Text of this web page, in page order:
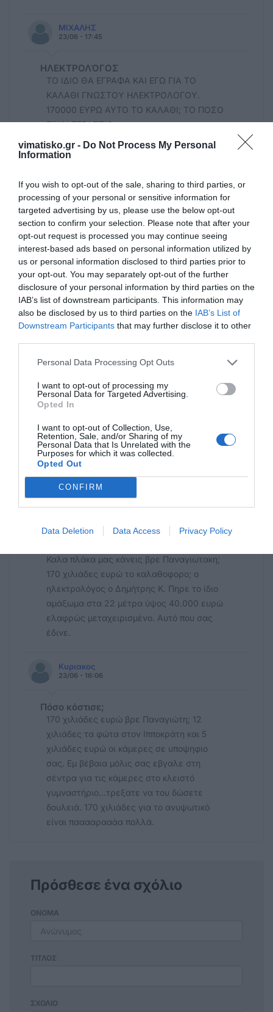
vimatisko.gr - Do Not Process My Personal
Information
If you wish to opt-out of the sale, sharing to third parties, or
processing of your personal or sensitive information for
targeted advertising by us, please use the below opt-out
section to confirm your selection. Please note that after your
opt-out request is processed you may continue seeing
interest-based ads based on personal information utilized by
us or personal information disclosed to third parties prior to
your opt-out. You may separately opt-out of the further
disclosure of your personal information by third parties on the
IAB’s list of downstream participants. This information may
also be disclosed by us to third parties on the IAB’s List of
Downstream Participants that may further disclose it to other
Personal Data Processing Opt Outs
I want to opt-out of processing my
Personal Data for Targeted Advertising.
Opted In
I want to opt-out of Collection, Use,
Retention, Sale, and/or Sharing of my
Personal Data that Is Unrelated with the
Purposes for which it was collected.
Opted Out
CONFIRM
Data Deletion Data Access Privacy Policy
ΜΙΧΑΛΗΣ
23/06 - 17:45
ΗΛΕΚΤΡΟΛΌΓΟΣ
ΤΟ ΙΔΙΟ ΘΑ ΕΓΡΑΦΑ ΚΑΙ ΕΓΩ ΓΙΑ ΤΟ
ΚΑΛΑΘΙ ΓΝΩΣΤΟΥ ΗΛΕΚΤΡΟΛΟΓΟΥ.
170000 ΕΥΡΩ ΑΥΤΟ ΤΟ ΚΑΛΑΘΙ; ΤΟ ΠΟΣΟ
ΕΙΝΑΙ ΤΕΡΑΣΤΙΟ
Ανώνυμος
Φάτε φατε
Κανένα απορηματοφορο δεν ξέρετε να
πάρετε που είναι πιο χρήσιμα και αναγκαία
αλλά αδιαφορείτε για την καθαριότητα,
πως αλλιως θα τα χώνεται στους ιδιώτες
Αμανιου
23/06 - 17:12
Κ
Τι γίνετε ρε μάγκα.Φαγαμε μελακι.Δεν
ΑΠΟΡΙΑ
Απορια
170 χιλιαδες;;; Ο Κυροχρηστος το αγόρασε
ΑΠΟΡΙΑ
Καλα πλάκα μας κάνεις βρε Παναγιωτακη;
170 χιλιάδες ευρώ το καλαθοφορο; ο
ηλεκτρολόγος ο Δημήτρης Κ. Πηρε το ίδιο
αμάξωμα στα 22 μέτρα ύψος 40.000 ευρώ
ελαφρώς μεταχειρισμένο. Αυτό που σας
έδινε.
Κυριακος
23/06 - 16:06
Πόσο κόστισε;
170 χιλιάδες ευρώ βρε Παναγιώτη; 12
χιλιάδες τα φώτα στον Ιπποκράτη και 5
χιλιάδες ευρώ οι κάμερες σε υποψηφιο
σας. Εμ βέβαια μόλις σας εβγαλε στη
σέντρα για τις κάμερες στο κλειστό
γυμναστήριο...τρεξατε να του δώσετε
δουλειά. 170 χιλιάδες για το ανυψωτικό
είναι πααααρααάα πολλά.
Πρόσθεσε ένα σχόλιο
ΟΝΟΜΑ
ΤΙΤΛΟΣ
ΣΧΟΛΙΟ